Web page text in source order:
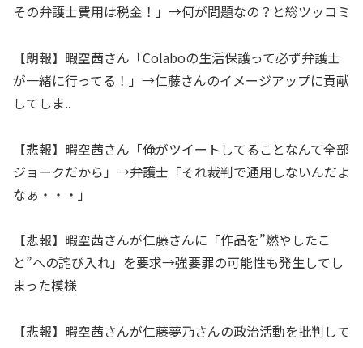
その弁護士費用は税金！」→何が問題なの？と総ツッコミ
【朗報】暇空茜さん「Colaboの生活保護って必ず弁護士
が一緒に行ってる！」→仁藤さんのイメージアップに貢献
してしま..
【悲報】暇空茜さん「俺がツイートしてることなんて全部
ジョークだから」→弁護士「それ裁判で通用しないんだよ
なぁ・・・」
【悲報】暇空茜さんが仁藤さんに「作品を”燃やしたこ
と”への詫び入れ」を要求→強要罪の可能性も発生してし
まった模様
【悲報】暇空茜さんが仁藤夢乃さんの政治活動を批判して